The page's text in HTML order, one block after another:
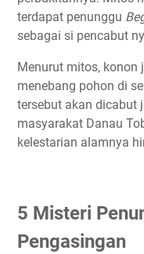
terdapat penunggu
sebagai si pencabut
Menurut mitos, konon
menebang pohon di
tersebut akan dicabut
masyarakat Danau
kelestarian alamnya
5 Misteri
Pengasingan